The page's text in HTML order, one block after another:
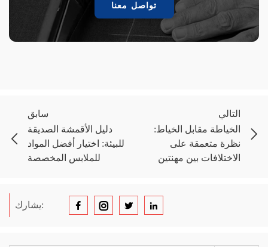
تواصل معنا
سابق
دليل الأقمشة الصديقة
للبيئة: اختيار أفضل المواد
التالي
الخياطة مقابل الخياط:
نظرة متعمقة على
الاختلافات بين مهنتين
يشارك: